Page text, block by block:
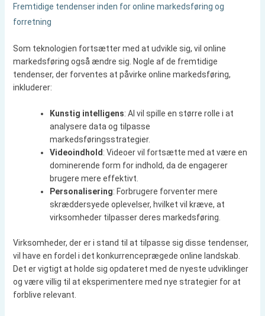
Fremtidige tendenser inden for online markedsføring og
forretning
Som teknologien fortsætter med at udvikle sig, vil online
markedsføring også ændre sig. Nogle af de fremtidige
tendenser, der forventes at påvirke online markedsføring,
inkluderer:
Kunstig intelligens: AI vil spille en større rolle i at
analysere data og tilpasse
markedsføringsstrategier.
Videoindhold: Videoer vil fortsætte med at være en
dominerende form for indhold, da de engagerer
brugere mere effektivt.
Personalisering: Forbrugere forventer mere
skræddersyede oplevelser, hvilket vil kræve, at
virksomheder tilpasser deres markedsføring.
Virksomheder, der er i stand til at tilpasse sig disse tendenser,
vil have en fordel i det konkurrenceprægede online landskab.
Det er vigtigt at holde sig opdateret med de nyeste udviklinger
og være villig til at eksperimentere med nye strategier for at
forblive relevant.